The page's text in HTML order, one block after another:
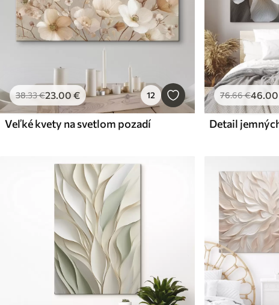
38.33€23.00 € 12
Veľké kvety na svetlom pozadí
76.66€46.00